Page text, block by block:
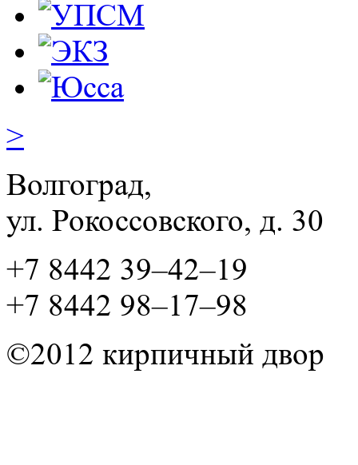
>
Волгоград,
ул. Рокосcовского, д. 30
+7 8442 39–42–19
+7 8442 98–17–98
©2012 кирпичный двор